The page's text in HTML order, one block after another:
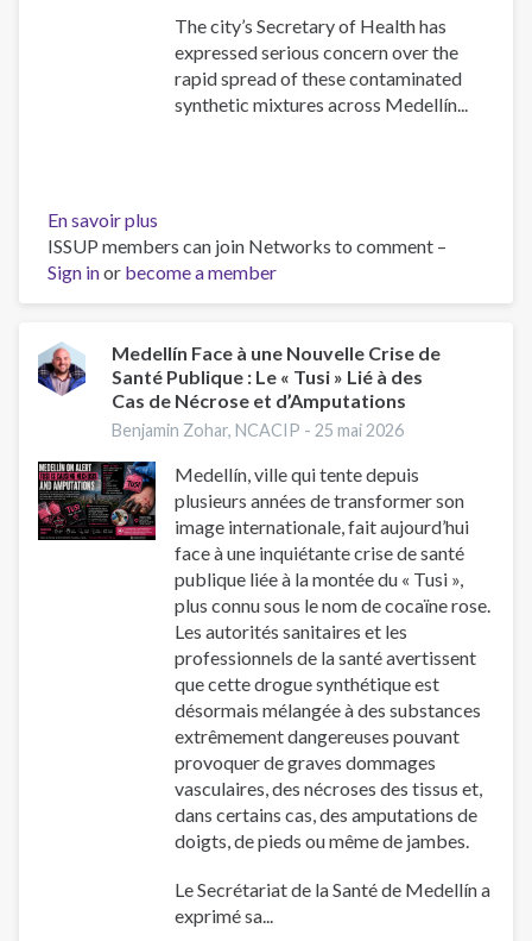
The city’s Secretary of Health has
expressed serious concern over the
rapid spread of these contaminated
synthetic mixtures across Medellín...
En savoir plus
Medellín
Confronts
a
Public
Health
Crisis:
Pink
Linked
to
Severe
Tissue
Damage
and
Amputations
ISSUP members can join Networks to comment –
Sign inor become a member
Medellín Face à une Nouvelle Crise de
Santé Publique : Le « Tusi » Lié à des
Cas de Nécrose et d’Amputations
Benjamin Zohar, NCACIP -25 mai 2026
Medellín, ville qui tente depuis
plusieurs années de transformer son
image internationale, fait aujourd’hui
face à une inquiétante crise de santé
publique liée à la montée du « Tusi »,
plus connu sous le nom de cocaïne rose.
Les autorités sanitaires et les
professionnels de la santé avertissent
que cette drogue synthétique est
désormais mélangée à des substances
extrêmement dangereuses pouvant
provoquer de graves dommages
vasculaires, des nécroses des tissus et,
dans certains cas, des amputations de
doigts, de pieds ou même de jambes.
Le Secrétariat de la Santé de Medellín a
exprimé sa...